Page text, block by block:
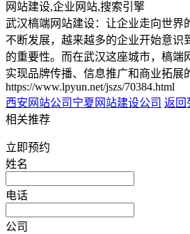
网站建设,企业网站,搜索引擎
武汉槁端网站建设：让企业走向世界
不断发展，越来越多的企业开始意识
的重要性。而在武汉这座城市，槁端
实现品牌传播、信息推广和商业拓展
https://www.lpyun.net/jszs/70384.html
西安网站公司 宁夏网站建设公司 返回
相关推荐
立即预约
姓名
电话
公司